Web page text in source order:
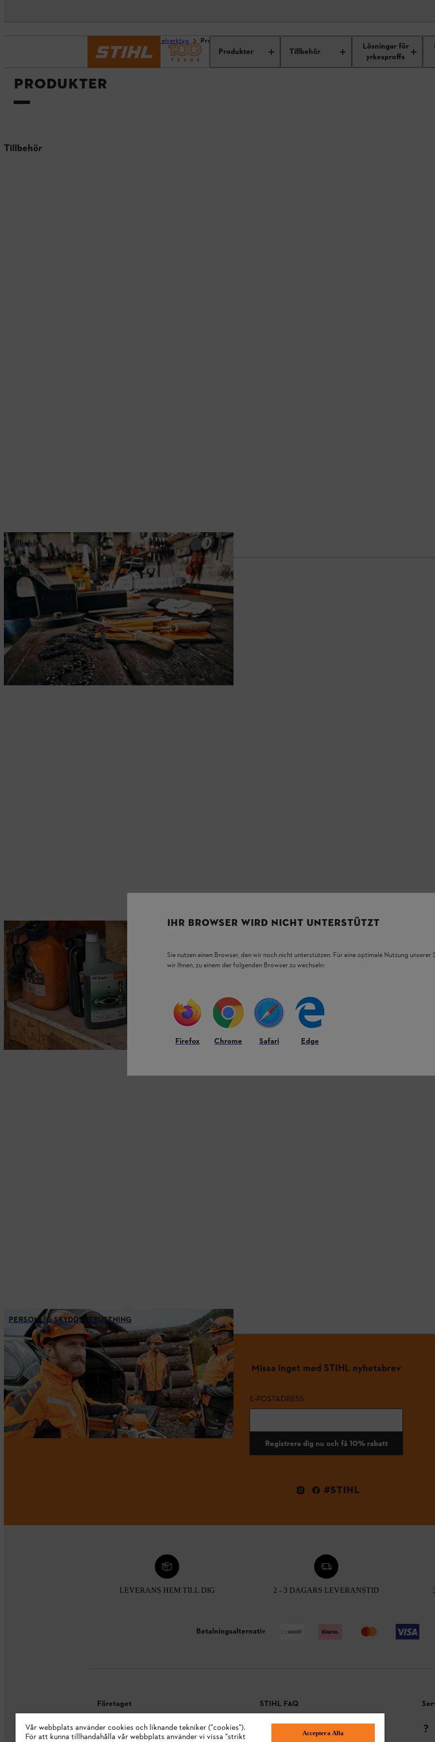
Produkter Tillbehör
Lösningar för
yrkesproffs
Verktyg och elverktyg Produkter
PRODUKTER
Tillbehör
Tillbehör
DRIV- OCH SMÖRJMEDEL
PERSONLIG SKYDDSUTRUSTNING
Missa inget med STIHL nyhetsbrev
E-POSTADRESS
Registrera dig nu och få 10% rabatt
#STIHL
LEVERANS HEM TILL DIG 2 - 3 DAGARS LEVERANSTID
Betalningsalternativ
Företaget
Om oss
STIHL FAQ
IHR BROWSER WIRD NICHT UNTERSTÜTZT
Sie nutzen einen Browser, den wir noch nicht unterstützen. Für eine optimale Nutzung unserer
wir Ihnen, zu einem der folgenden Browser zu wechseln:
Firefox Chrome Safari Edge
Vår webbplats använder cookies och liknande tekniker ("cookies").
För att kunna tillhandahålla vår webbplats använder vi vissa "strikt
Acceptera Alla